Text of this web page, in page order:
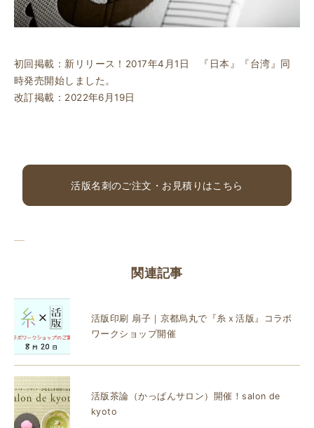
初回掲載：新リリース！2017年4月1日 『日本』『台湾』同
時発売開始しました。
改訂掲載：2022年6月19日
活版名刺のご注文・お見積りはこちら
関連記事
活版印刷 扇子｜京都烏丸で『糸ｘ活版』コラボ
ワークショップ開催
活版茶論（かっぱんサロン）開催！salon de
kyoto